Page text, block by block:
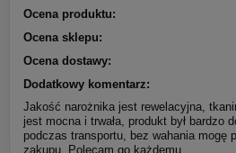
Ocena produktu:
Ocena sklepu:
Ocena dostawy:
Dodatkowy komentarz:
Jakość narożnika jest rewelacyjna,
jest mocna i trwała, produkt był bardzo
podczas transportu, bez wahania mogę
zakupu, Polecam go każdemu